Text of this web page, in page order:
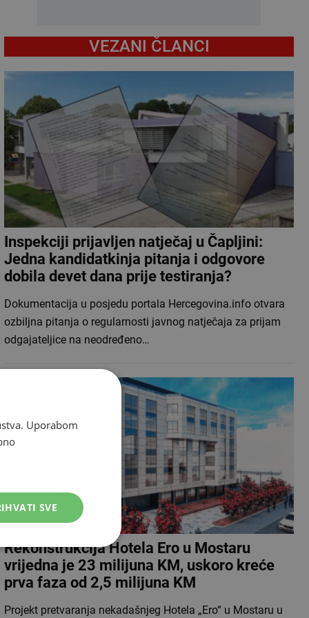
VEZANI ČLANCI
Inspekciji prijavljen natječaj u Čapljini:
Jedna kandidatkinja pitanja i odgovore
dobila devet dana prije testiranja?
Dokumentacija u posjedu portala Hercegovina.info otvara
ozbiljna pitanja o regularnosti javnog natječaja za prijam
odgajateljice na neodređeno…
Rekonstrukcija Hotela Ero u Mostaru
vrijedna je 23 milijuna KM, uskoro kreće
prva faza od 2,5 milijuna KM
Projekt pretvaranja nekadašnjeg Hotela „Ero“ u Mostaru u
Uporabom
SVE